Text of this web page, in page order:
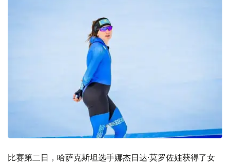
比赛第二日，哈萨克斯坦选手娜杰日达·莫罗佐娃获得了女